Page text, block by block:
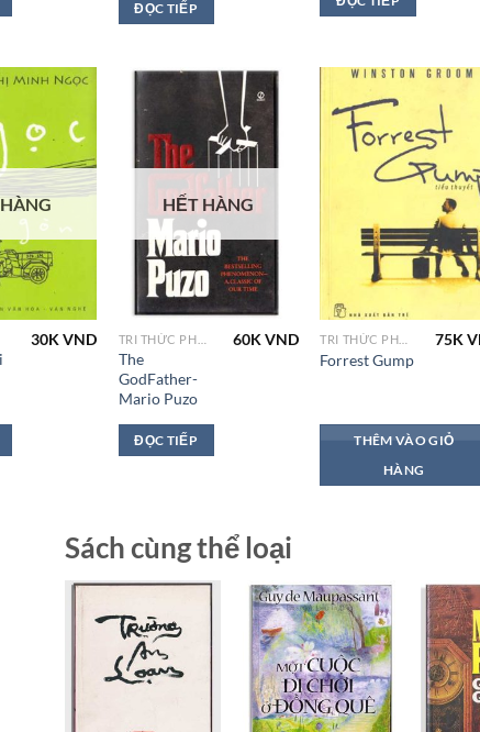
ĐỌC TIẾP
30KVND
HẾT HÀNG
The
GodFather-
Mario Puzo
60KVND
ĐỌC TIẾP
Forrest Gump
75K
THÊM VÀO GIỎ
HÀNG
Sách cùng thể loại